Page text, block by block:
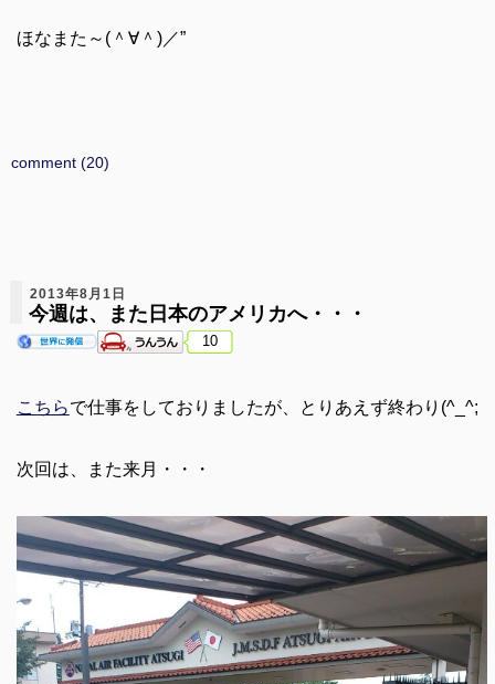
ほなまた～(＾∀＾)／”
comment (20)
2013年8月1日
今週は、また日本のアメリカへ・・・
10
こちらで仕事をしておりましたが、とりあえず終わり(^_^;
次回は、また来月・・・